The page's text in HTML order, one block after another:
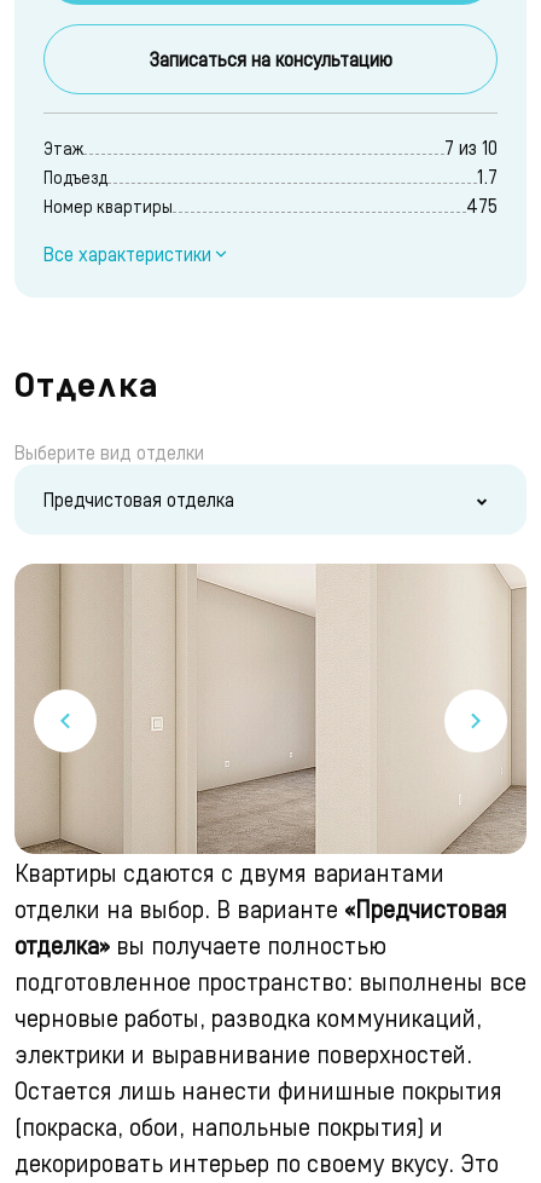
Записаться на консультацию
Этаж 7 из 10
Подъезд 1.7
Номер квартиры 475
Все характеристики
Отделка
Выберите вид отделки
Предчистовая отделка
Квартиры сдаются с двумя вариантами
отделки на выбор. В варианте «Предчистовая
отделка» вы получаете полностью
подготовленное пространство: выполнены все
черновые работы, разводка коммуникаций,
электрики и выравнивание поверхностей.
Остается лишь нанести финишные покрытия
(покраска, обои, напольные покрытия) и
декорировать интерьер по своему вкусу. Это